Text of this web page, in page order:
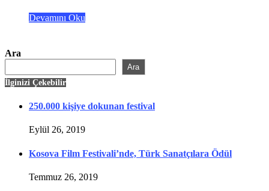
Devamını Oku
Ara
Ara
İlginizi Çekebilir
250.000 kişiye dokunan festival
Eylül 26, 2019
Kosova Film Festivali’nde, Türk Sanatçılara Ödül
Temmuz 26, 2019